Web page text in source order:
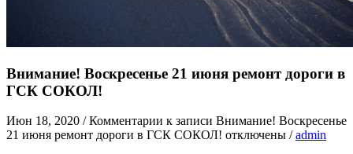
Внимание! Воскресенье 21 июня ремонт дороги в
ГСК СОКОЛ!
Июн 18, 2020 /Комментарии к записи Внимание! Воскресенье
21 июня ремонт дороги в ГСК СОКОЛ! отключены /admin